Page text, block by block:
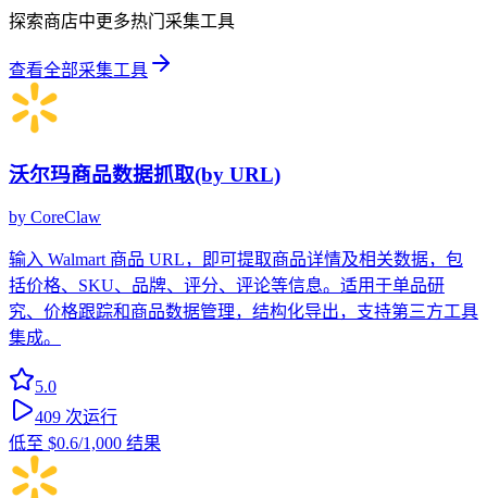
探索商店中更多热门采集工具
查看全部采集工具
沃尔玛商品数据抓取(by URL)
by CoreClaw
输入 Walmart 商品 URL，即可提取商品详情及相关数据，包
括价格、SKU、品牌、评分、评论等信息。适用于单品研
究、价格跟踪和商品数据管理，结构化导出，支持第三方工具
集成。
5.0
409 次运行
低至 $0.6/1,000 结果